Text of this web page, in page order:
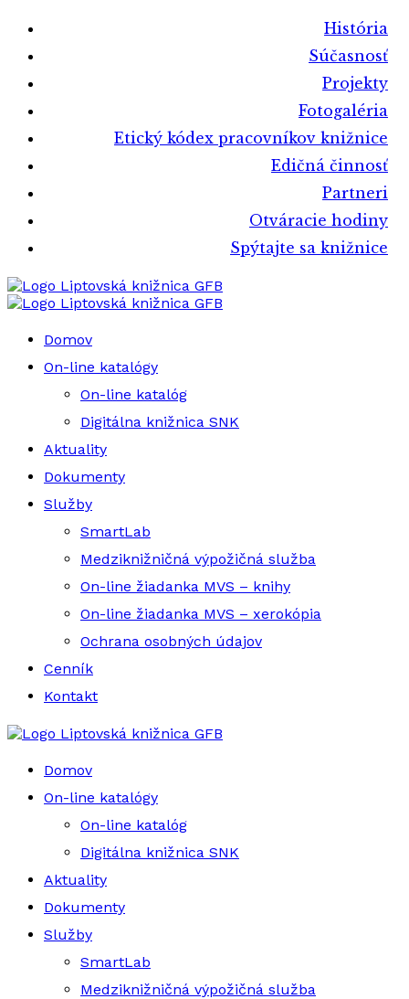
História
Súčasnosť
Projekty
Fotogaléria
Etický kódex pracovníkov knižnice
Edičná činnosť
Partneri
Otváracie hodiny
Spýtajte sa knižnice
Liptovská knižnica GFB
Liptovská knižnica GFB
Domov
On-line katalógy
On-line katalóg
Digitálna knižnica SNK
Aktuality
Dokumenty
Služby
SmartLab
Medziknižničná výpožičná služba
On-line žiadanka MVS – knihy
On-line žiadanka MVS – xerokópia
Ochrana osobných údajov
Cenník
Kontakt
Liptovská knižnica GFB
Domov
On-line katalógy
On-line katalóg
Digitálna knižnica SNK
Aktuality
Dokumenty
Služby
SmartLab
Medziknižničná výpožičná služba